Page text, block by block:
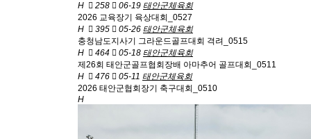
H
258 06-19 태안군체육회
2026 교육장기 육상대회_0527
H
395 05-26 태안군체육회
충청남도지사기 그라운드골프대회 격려_0515
H
464 05-18 태안군체육회
제26회 태안군골프협회장배 아마추어 골프대회_0511
H
476 05-11 태안군체육회
2026 태안군협회장기 축구대회_0510
H